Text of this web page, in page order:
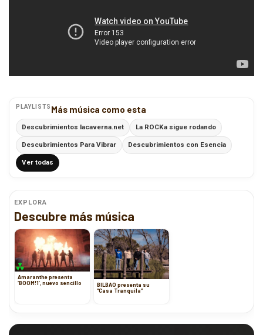
PLAYLISTS Más música como esta
Descubrimientos lacaverna.net La ROCKa sigue rodando
Descubrimientos Para Vibrar Descubrimientos con Esencia
Ver todas
EXPLORA
Descubre más música
Amaranthe presenta
‘BOOM!1’, nuevo sencillo
BILBAO presenta su
“Casa Tranquila”